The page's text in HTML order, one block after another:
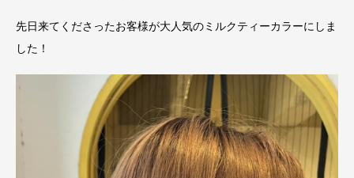
先日来てくださったお客様が大人気のミルクティーカラーにしま
した！